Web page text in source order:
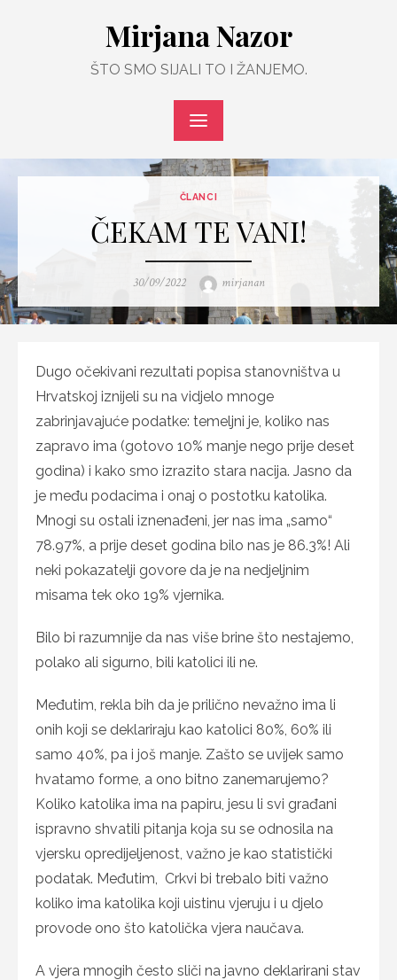
Mirjana Nazor
ŠTO SMO SIJALI TO I ŽANJEMO.
ČLANCI
ČEKAM TE VANI!
Posted
30/09/2022 Author
mirjanan
Dugo očekivani rezultati popisa stanovništva u
Hrvatskoj iznijeli su na vidjelo mnoge
zabrinjavajuće podatke: temeljni je, koliko nas
zapravo ima (gotovo 10% manje nego prije deset
godina) i kako smo izrazito stara nacija. Jasno da
je među podacima i onaj o postotku katolika.
Mnogi su ostali iznenađeni, jer nas ima „samo“
78.97%, a prije deset godina bilo nas je 86.3%! Ali
neki pokazatelji govore da je na nedjeljnim
misama tek oko 19% vjernika.
Bilo bi razumnije da nas više brine što nestajemo,
polako ali sigurno, bili katolici ili ne.
Međutim, rekla bih da je prilično nevažno ima li
onih koji se deklariraju kao katolici 80%, 60% ili
samo 40%, pa i još manje. Zašto se uvijek samo
hvatamo forme, a ono bitno zanemarujemo?
Koliko katolika ima na papiru, jesu li svi građani
ispravno shvatili pitanja koja su se odnosila na
vjersku opredijeljenost, važno je kao statistički
podatak. Međutim, Crkvi bi trebalo biti važno
koliko ima katolika koji uistinu vjeruju i u djelo
provode ono što katolička vjera naučava.
A vjera mnogih često sliči na javno deklarirani stav